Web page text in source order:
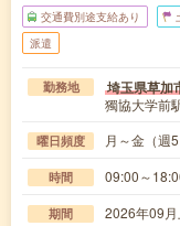
交通費別途支給あり
派遣
勤務地 埼玉県草加
獨協大学前
曜日頻度 月～金（
時間 09:00～
期間 2026年09